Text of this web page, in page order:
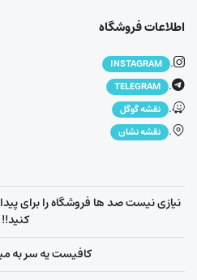
اطلاعات فروشگاه
.
INSTAGRAM
.
TELEGRAM
. نقشه گوگل
. نقشه نشان
نیازی نیست صد ها فروشگاه را برای پیدا
کنید!!
کافیست یه سر به